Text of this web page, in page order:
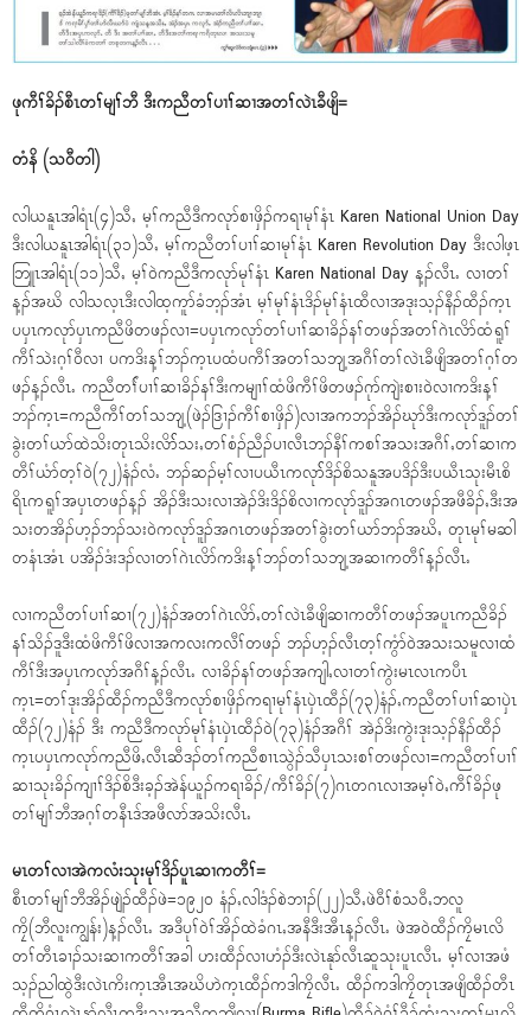
ဖုကီၢ်ခိၣ်စီၤတၢ်မျၢ်ဘီ ဒီးကညီတၢ်ပၢၢ်ဆၢအတၢ်လဲၤခီဖျိ=
တံနိ (သ၀ီတါ)
လါယနူၤအါရံၤ(၄)သီႇ မ့ၢ်ကညီဒီကလုာ်စၢဖှိၣ်ကရၢမုၢ်နံၤ Karen National Union Day
ဒီးလါယနူၤအါရံၤ(၃၁)သီႇ မ့ၢ်ကညီတၢ်ပၢၢ်ဆၢမုၢ်နံၤ Karen Revolution Day ဒီးလါဖ့ၤ
ဘြူၤအါရံၤ(၁၁)သီႇ မ့ၢ်၀ဲကညီဒီကလုာ်မုၢ်နံၤ Karen National Day န့ၣ်လီၤႉ လၢတၢ်
န့ၣ်အဃိ လါသလ့ၤဒီးလါထ့ကူာ်ခံဘ့ၣ်အံၤ မ့ၢ်မုၢ်နံၤဒိၣ်မုၢ်နံၤထီလၢအဒုးသ့ၣ်နီၣ်ထီၣ်က့ၤ
ပၦၤကလုာ်ၦၤကညီဖိတဖၣ်လၢ=ပၦၤကလုာ်တၢ်ပၢၢ်ဆၢခိၣ်နၢ်တဖၣ်အတၢ်ဂဲၤလိာ်ထံရူၢ်
ကီၢ်သဲးဂ့ၢ်၀ီလၢ ပကဒိးန့ၢ်ဘၣ်က့ၤပထံပကီၢ်အတၢ်သဘျ့အဂီၢ်တၢ်လဲၤခီဖျိအတၢ်ဂ့ၢ်တ
ဖၣ်န့ၣ်လီၤႉ ကညီတၢ််ပၢၢ်ဆၢခိၣ်နၢ်ဒီးကမျၢၢ်ထံဖိကီၢ်ဖိတဖၣ်ဂုာ်ကျဲးစၢး၀ဲလၢကဒိးန့ၢ်
ဘၣ်က့ၤ=ကညီကီၢ်တၢ်သဘျ့(ဖဲၣ်ဒြၢၣ်ကီၢ်စၢဖှိၣ်)လၢအကဘၣ်အိၣ်ဃုာ်ဒီးကလုာ်ဒူၣ်တၢ်
ခွဲးတၢ်ယာ်ထဲသိးတုၤသိးလိာ််သးႇတၢ်စံၣ်ညီၣ်ပၢလီၤဘၣ်နီၢ်ကစၢ်အသးအဂီၢ်ႇတၢ်ဆၢက
တီၢ်ယံာ်တ့ၢ်၀ဲ(၇၂)နံၣ်လံႉ ဘၣ်ဆၣ်မ့ၢ်လၢပယီၤကလုာ််ဒိၣ်စိသနူအပဒိၣ်ဒီးပယီၤသုးမီၤစိ
ရိၤကရူၢ်အၦၤတဖၣ်န့ၣ် အိၣ်ဒီးသးလၢအဲၣ်ဒိးဒိၣ်စိလၢကလုာ်ဒူၣ်အဂၤတဖၣ်အဖီခိၣ်ႇဒီးအ
သးတအိၣ်ဟ့ၣ်ဘၣ်သး၀ဲကလုာ်ဒူၣ်အဂၤတဖၣ်အတၢ်ခွဲးတၢ်ယာ်ဘၣ်အဃိႇ တုၤမုၢ်မဆါ
တနံၤအံၤ ပအိၣ်ဒံးဒၣ်လၢတၢ်ဂဲၤလိာ်ကဒိးန့ၢ်ဘၣ်တၢ်သဘျ့အဆၢကတီၢ်န့ၣ်လီၤႉ
လၢကညီတၢ်ပၢၢ်ဆၢ(၇၂)နံၣ်အတၢ်ဂဲၤလိာ်ႇတၢ်လဲၤခီဖျိဆၢကတီၢ်တဖၣ်အပူၤကညီခိၣ်
နၢ်သိၣ်ဒူဒီးထံဖိကီၢ်ဖိလၢအကလးကလီၢ်တဖၣ် ဘၣ်ဟ့ၣ်လီၤတ့ၢ်ကွံာ်၀ဲအသးသမူလၢထံ
ကီၢ်ဒီးအၦၤကလုာ်အဂီၢ်န့ၣ်လီၤႉ လၢခိၣ်နၢ်တဖၣ်အကျါႇလၢတၢ်ကွဲးမၤလၤကပီၤ
က့ၤ=တၢ်ဒုးအိၣ်ထီၣ်ကညီဒီကလုာ်စၢဖှိၣ်ကရၢမုၢ်နံၤၦဲၤထီၣ်(၇၃)နံၣ်ႇကညီတၢ်ပၢၢ်ဆၢၦဲၤ
ထီၣ်(၇၂)နံၣ် ဒီး ကညီဒီကလုာ်မုၢ်နံၤၦဲၤထီၣ်၀ဲ(၇၃)နံၣ်အဂီၢ် အဲၣ်ဒိးကွဲးဒုးသ့ၣ်နီၣ်ထီၣ်
က့ၤပၦၤကလုာ်ကညီဖိႇလီၤဆီဒၣ်တၢ်ကညီစၢၤသွဲၣ်သီၦၤသးစၢ်တဖၣ်လၢ=ကညီတၢ်ပၢၢ်
ဆၢသုးခိၣ်ကျၢၢ်ဒိၣ်စိဒီးခ့ၣ်အဲန်ယူၣ်ကရၢခိၣ်/ကီၢ်ခိၣ်(၇)ဂၤတဂၤလၢအမ့ၢ်၀ဲႇကီၢ်ခိၣ်ဖု
တၢ်မျၢ်ဘီအဂ့ၢ်တနီၤဒ်အဖီလာ်အသိးလီၤႉ
မၤတၢ်လၢအဲကလံးသုးမုၢ်ဒိၣ်ပူၤဆၢကတီၢ်=
စီၤတၢ်မျၢ်ဘီအိၣ်ဖျဲၣ်ထီၣ်ဖဲ=၁၉၂၀ နံၣ်ႇလါဒံၣ်စဲဘၢၣ်(၂၂)သီႇဖဲ၀ီၢ်စံသ၀ီႇဘလူ
ကၠိ(ဘီလူးကျွန်း)န့ၣ်လီၤႉ အဒီပုၢ်၀ဲၢ်အိၣ်ထဲခံဂၤႇအနီဒီးအီၤန့ၣ်လီၤႉ ဖဲအ၀ဲထီၣ်ကၠိမၤလိ
တၢ်တီၤခၢၣ်သးဆၢကတီၢ်အခါ ဟးထီၣ်လၢဟံၣ်ဒီးလဲၤနုာ်လီၤဆူသုးပူၤလီၤႉ မ့ၢ်လၢအဖံ
သ့ၣ်ညါထွဲဒီးလဲၤကိးက့ၤအီၤအဃိဟဲက့ၤထီၣ်ကဒါကၠိလီၤႉ ထီၣ်ကဒါကၠိတုၤအဖျိထီၣ်တီၤ